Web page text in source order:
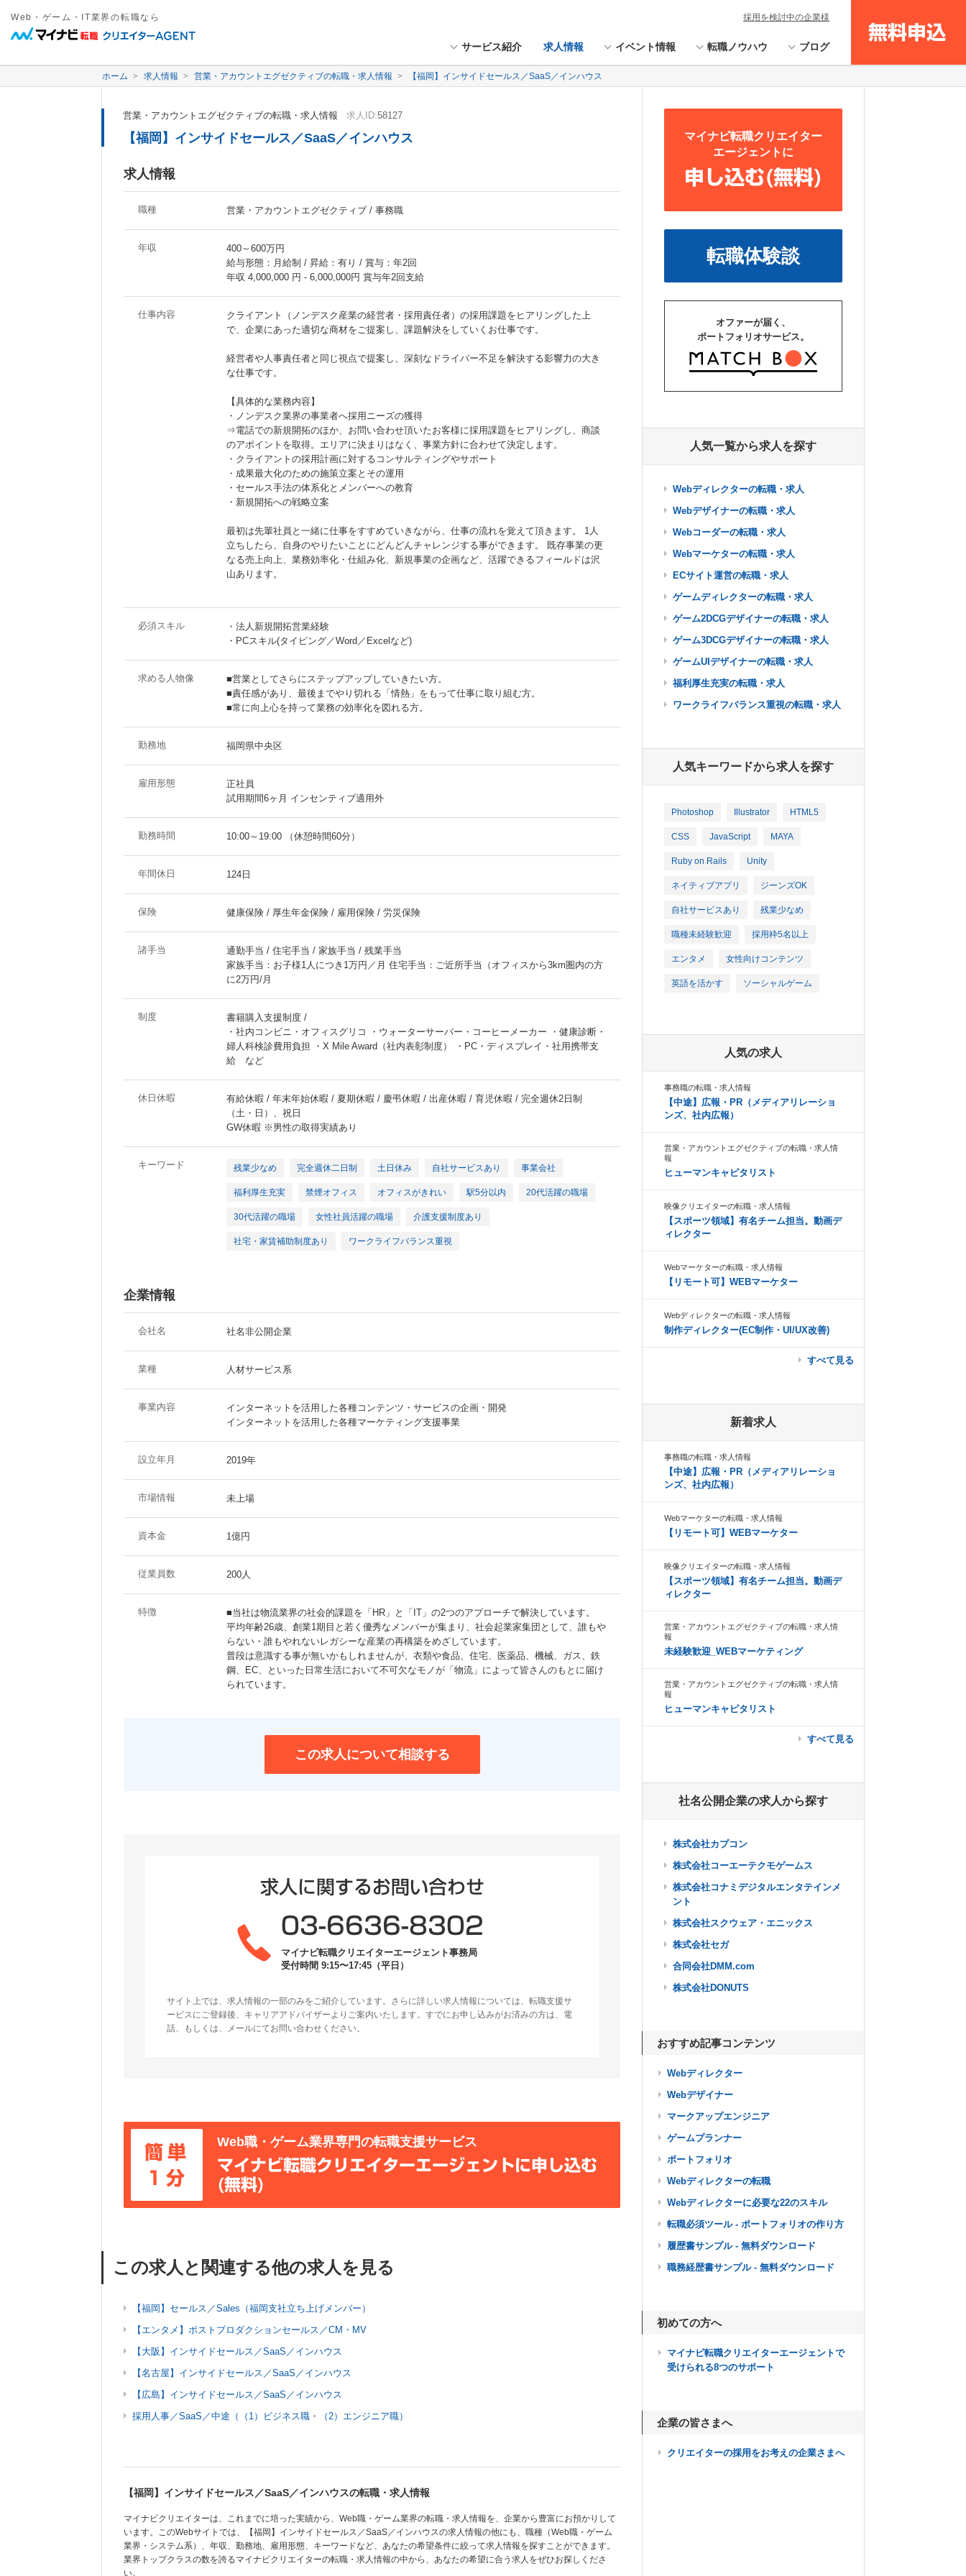
Web・ゲーム・IT業界の転職なら
サービス紹介 求人情報 イベント情報 転職ノウハウ ブログ
無料申込
採用を検討中の企業様
ホーム 求人情報 営業・アカウントエグゼクティブの転職・求人情報 【福岡】インサイドセールス／SaaS／インハウス
営業・アカウントエグゼクティブの転職・求人情報 求人ID:58127
【福岡】インサイドセールス／SaaS／インハウス
求人情報
職種 営業・アカウントエグゼクティブ / 事務職
年収
400～600万円
給与形態：月給制 / 昇給：有り / 賞与：年2回
年収 4,000,000 円 - 6,000,000円 賞与年2回支給
仕事内容
クライアント（ノンデスク産業の経営者・採用責任者）の採用課題をヒアリングした上
で、企業にあった適切な商材をご提案し、課題解決をしていくお仕事です。
経営者や人事責任者と同じ視点で提案し、深刻なドライバー不足を解決する影響力の大き
な仕事です。
【具体的な業務内容】
・ノンデスク業界の事業者へ採用ニーズの獲得
⇒電話での新規開拓のほか、お問い合わせ頂いたお客様に採用課題をヒアリングし、商談
のアポイントを取得。エリアに決まりはなく、事業方針に合わせて決定します。
・クライアントの採用計画に対するコンサルティングやサポート
・成果最大化のための施策立案とその運用
・セールス手法の体系化とメンバーへの教育
・新規開拓への戦略立案
最初は先輩社員と一緒に仕事をすすめていきながら、仕事の流れを覚えて頂きます。 1人
立ちしたら、自身のやりたいことにどんどんチャレンジする事ができます。 既存事業の更
なる売上向上、業務効率化・仕組み化、新規事業の企画など、活躍できるフィールドは沢
山あります。
必須スキル
・法人新規開拓営業経験
・PCスキル(タイピング／Word／Excelなど)
求める人物像
■営業としてさらにステップアップしていきたい方。
■責任感があり、最後までやり切れる「情熱」をもって仕事に取り組む方。
■常に向上心を持って業務の効率化を図れる方。
勤務地 福岡県中央区
雇用形態
正社員
試用期間6ヶ月 インセンティブ適用外
勤務時間 10:00～19:00 （休憩時間60分）
年間休日 124日
保険 健康保険 / 厚生年金保険 / 雇用保険 / 労災保険
諸手当
通勤手当 / 住宅手当 / 家族手当 / 残業手当
家族手当：お子様1人につき1万円／月 住宅手当：ご近所手当（オフィスから3km圏内の方
に2万円/月
制度
書籍購入支援制度 /
・社内コンビニ・オフィスグリコ ・ウォーターサーバー・コーヒーメーカー ・健康診断・
婦人科検診費用負担 ・X Mile Award（社内表彰制度） ・PC・ディスプレイ・社用携帯支
給 など
休日休暇
有給休暇 / 年末年始休暇 / 夏期休暇 / 慶弔休暇 / 出産休暇 / 育児休暇 / 完全週休2日制
（土・日）、祝日
GW休暇 ※男性の取得実績あり
キーワード 残業少なめ 完全週休二日制 土日休み 自社サービスあり 事業会社
福利厚生充実 禁煙オフィス オフィスがきれい 駅5分以内 20代活躍の職場
30代活躍の職場 女性社員活躍の職場 介護支援制度あり
社宅・家賃補助制度あり ワークライフバランス重視
企業情報
会社名 社名非公開企業
業種 人材サービス系
事業内容
インターネットを活用した各種コンテンツ・サービスの企画・開発
インターネットを活用した各種マーケティング支援事業
設立年月 2019年
市場情報 未上場
資本金 1億円
従業員数 200人
特徴
■当社は物流業界の社会的課題を「HR」と「IT」の2つのアプローチで解決しています。
平均年齢26歳、創業1期目と若く優秀なメンバーが集まり、社会起業家集団として、誰もや
らない・誰もやれないレガシーな産業の再構築をめざしています。
普段は意識する事が無いかもしれませんが、衣類や食品、住宅、医薬品、機械、ガス、鉄
鋼、EC、といった日常生活において不可欠なモノが「物流」によって皆さんのもとに届け
られています。
この求人について相談する
求人に関するお問い合わせ
03-6636-8302
マイナビ転職クリエイターエージェント事務局
受付時間 9:15〜17:45（平日）
サイト上では、求人情報の一部のみをご紹介しています。さらに詳しい求人情報については、転職支援サ
ービスにご登録後、キャリアアドバイザーよりご案内いたします。すでにお申し込みがお済みの方は、電
話、もしくは、メールにてお問い合わせください。
簡単
1分
Web職・ゲーム業界専門の転職支援サービス
マイナビ転職クリエイターエージェントに申し込む
(無料)
この求人と関連する他の求人を見る
【福岡】セールス／Sales（福岡支社立ち上げメンバー）
【エンタメ】ポストプロダクションセールス／CM・MV
【大阪】インサイドセールス／SaaS／インハウス
【名古屋】インサイドセールス／SaaS／インハウス
【広島】インサイドセールス／SaaS／インハウス
採用人事／SaaS／中途（（1）ビジネス職・（2）エンジニア職）
【福岡】インサイドセールス／SaaS／インハウスの転職・求人情報
マイナビクリエイターは、これまでに培った実績から、Web職・ゲーム業界の転職・求人情報を、企業から豊富にお預かりして
います。このWebサイトでは、【福岡】インサイドセールス／SaaS／インハウスの求人情報の他にも、職種（Web職・ゲーム
業界・システム系）、年収、勤務地、雇用形態、キーワードなど、あなたの希望条件に絞って求人情報を探すことができます。
業界トップクラスの数を誇るマイナビクリエイターの転職・求人情報の中から、あなたの希望に合う求人をぜひお探しくださ
い。
マイナビ転職クリエイター
エージェントに
申し込む(無料)
転職体験談
オファーが届く、
ポートフォリオサービス。
人気一覧から求人を探す
Webディレクターの転職・求人
Webデザイナーの転職・求人
Webコーダーの転職・求人
Webマーケターの転職・求人
ECサイト運営の転職・求人
ゲームディレクターの転職・求人
ゲーム2DCGデザイナーの転職・求人
ゲーム3DCGデザイナーの転職・求人
ゲームUIデザイナーの転職・求人
福利厚生充実の転職・求人
ワークライフバランス重視の転職・求人
人気キーワードから求人を探す
Photoshop Illustrator HTML5
CSS JavaScript MAYA
Ruby on Rails Unity
ネイティブアプリ ジーンズOK
自社サービスあり 残業少なめ
職種未経験歓迎 採用枠5名以上
エンタメ 女性向けコンテンツ
英語を活かす ソーシャルゲーム
人気の求人
事務職の転職・求人情報
【中途】広報・PR（メディアリレーショ
ンズ、社内広報）
営業・アカウントエグゼクティブの転職・求人情
報
ヒューマンキャピタリスト
映像クリエイターの転職・求人情報
【スポーツ領域】有名チーム担当。動画デ
ィレクター
Webマーケターの転職・求人情報
【リモート可】WEBマーケター
Webディレクターの転職・求人情報
制作ディレクター(EC制作・UI/UX改善)
すべて見る
新着求人
事務職の転職・求人情報
【中途】広報・PR（メディアリレーショ
ンズ、社内広報）
Webマーケターの転職・求人情報
【リモート可】WEBマーケター
映像クリエイターの転職・求人情報
【スポーツ領域】有名チーム担当。動画デ
ィレクター
営業・アカウントエグゼクティブの転職・求人情
報
未経験歓迎_WEBマーケティング
営業・アカウントエグゼクティブの転職・求人情
報
ヒューマンキャピタリスト
すべて見る
社名公開企業の求人から探す
株式会社カプコン
株式会社コーエーテクモゲームス
株式会社コナミデジタルエンタテインメ
ント
株式会社スクウェア・エニックス
株式会社セガ
合同会社DMM.com
株式会社DONUTS
おすすめ記事コンテンツ
Webディレクター
Webデザイナー
マークアップエンジニア
ゲームプランナー
ポートフォリオ
Webディレクターの転職
Webディレクターに必要な22のスキル
転職必須ツール - ポートフォリオの作り方
履歴書サンプル - 無料ダウンロード
職務経歴書サンプル - 無料ダウンロード
初めての方へ
マイナビ転職クリエイターエージェントで
受けられる8つのサポート
企業の皆さまへ
クリエイターの採用をお考えの企業さまへ